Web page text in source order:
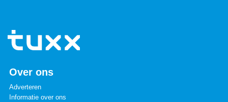
Over ons
Adverteren
Informatie over ons